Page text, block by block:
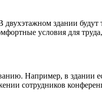
здании будут
условия для
Например, в здании
сотрудников